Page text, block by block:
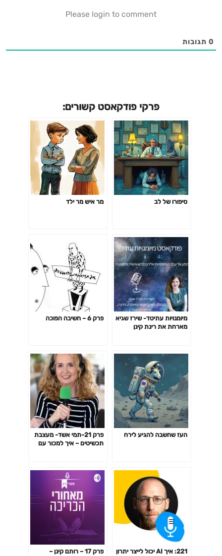
Please login to comment
0 תגובות
פרקי פודקאסט קשורים:
סיפורו של לב מר איש מר ילד
מיומנויות עתיטד- שירז שגיא
מארחת את רינת קינן
פרק 6 – חשיבה הפוכה
העז שחשבה להגיע לירח
פרק 21-תמי אשד- מעצבת
תכשיטים – איך למכור עם
221: איך AI יכול לייצר יתרון
פרק 17 – רותם קינן –